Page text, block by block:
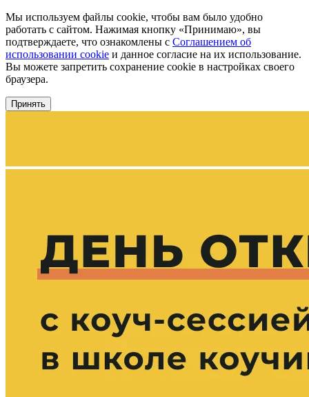
Мы используем файлы cookie, чтобы вам было удобно
работать с сайтом. Нажимая кнопку «Принимаю», вы
подтверждаете, что ознакомлены с Соглашением об
использовании cookie и данное согласие на их использование.
Вы можете запретить сохранение cookie в настройках своего
браузера.
Принять